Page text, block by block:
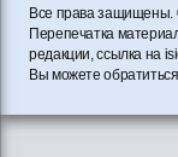
Все права защищены.
Перепечатка
редакции, ссылка на
Вы можете